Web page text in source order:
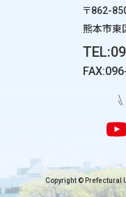
〒862-
熊本市東
Copyright © Prefectural